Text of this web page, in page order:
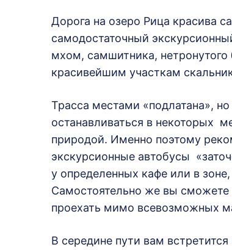
Дорога на озеро Рица красива
самодостаточный
мхом, самшитника,
красивейшим участкам
Трасса местами «подлатана»,
останавливаться в некоторых
природой. Именно поэтому
экскурсионные автобусы
у определенных кафе или в
Самостоятельно же вы сможете
проехать мимо всевозможных
В середине пути вам